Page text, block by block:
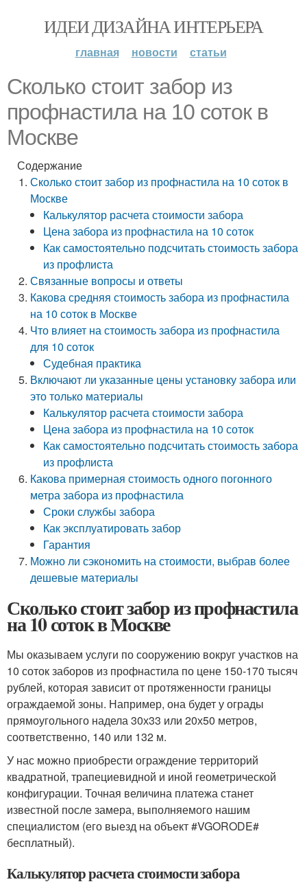
ИДЕИ ДИЗАЙНА ИНТЕРЬЕРА
главная новости статьи
Сколько стоит забор из
профнастила на 10 соток в
Москве
Содержание
Сколько стоит забор из профнастила на 10 соток в
Москве
Калькулятор расчета стоимости забора
Цена забора из профнастила на 10 соток
Как самостоятельно подсчитать стоимость забора
из профлиста
Связанные вопросы и ответы
Какова средняя стоимость забора из профнастила
на 10 соток в Москве
Что влияет на стоимость забора из профнастила
для 10 соток
Судебная практика
Включают ли указанные цены установку забора или
это только материалы
Калькулятор расчета стоимости забора
Цена забора из профнастила на 10 соток
Как самостоятельно подсчитать стоимость забора
из профлиста
Какова примерная стоимость одного погонного
метра забора из профнастила
Сроки службы забора
Как эксплуатировать забор
Гарантия
Можно ли сэкономить на стоимости, выбрав более
дешевые материалы
Сколько стоит забор из профнастила
на 10 соток в Москве
Мы оказываем услуги по сооружению вокруг участков на
10 соток заборов из профнастила по цене 150-170 тысяч
рублей, которая зависит от протяженности границы
ограждаемой зоны. Например, она будет у ограды
прямоугольного надела 30х33 или 20х50 метров,
соответственно, 140 или 132 м.
У нас можно приобрести ограждение территорий
квадратной, трапециевидной и иной геометрической
конфигурации. Точная величина платежа станет
известной после замера, выполняемого нашим
специалистом (его выезд на объект #VGORODE#
бесплатный).
Калькулятор расчета стоимости забора